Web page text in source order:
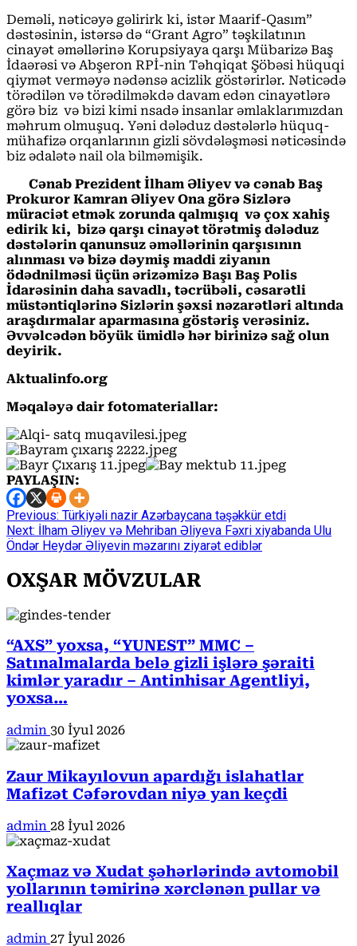
Deməli, nəticəyə gəlirirk ki, istər Maarif-Qasım”
dəstəsinin, istərsə də “Grant Agro” təşkilatının
cinayət əməllərinə Korupsiyaya qarşı Mübarizə Baş
İdaərəsi və Abşeron RPİ-nin Təhqiqat Şöbəsi hüquqi
qiymət verməyə nədənsə acizlik göstərirlər. Nəticədə
törədilən və törədilməkdə davam edən cinayətlərə
görə biz və bizi kimi nsadə insanlar əmlaklarımızdan
məhrum olmuşuq. Yəni dələduz dəstələrlə hüquq-
mühafizə orqanlarının gizli sövdələşməsi nəticəsində
biz ədalətə nail ola bilməmişik.
Cənab Prezident İlham Əliyev və cənab Baş
Prokuror Kamran Əliyev Ona görə Sizlərə
müraciət etmək zorunda qalmışıq və çox xahiş
edirik ki, bizə qarşı cinayət törətmiş dələduz
dəstələrin qanunsuz əməllərinin qarşısının
alınması və bizə dəymiş maddi ziyanın
ödədnilməsi üçün ərizəmizə Başı Baş Polis
İdarəsinin daha savadlı, təcrübəli, cəsarətli
müstəntiqlərinə Sizlərin şəxsi nəzarətləri altında
araşdırmalar aparmasına göstəriş verəsiniz.
Əvvəlcədən böyük ümidlə hər birinizə sağ olun
deyirik.
Aktualinfo.org
Məqaləyə dair fotomateriallar:
PAYLAŞIN:
Continue
Reading
Previous: Türkiyəli nazir Azərbaycana təşəkkür etdi
Next: İlham Əliyev və Mehriban Əliyeva Fəxri xiyabanda Ulu
Öndər Heydər Əliyevin məzarını ziyarət ediblər
OXŞAR MÖVZULAR
“AXS” yoxsa, “YUNEST” MMC –
Satınalmalarda belə gizli işlərə şəraiti
kimlər yaradır – Antinhisar Agentliyi,
yoxsa…
admin 30 İyul 2026
Zaur Mikayılovun apardığı islahatlar
Mafizət Cəfərovdan niyə yan keçdi
admin 28 İyul 2026
Xaçmaz və Xudat şəhərlərində avtomobil
yollarının təmirinə xərclənən pullar və
reallıqlar
admin 27 İyul 2026